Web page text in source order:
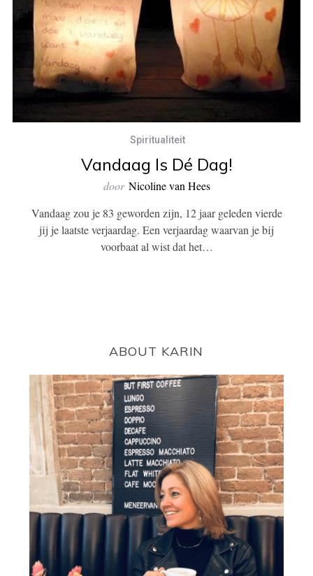
Spiritualiteit
Vandaag Is Dé Dag!
door Nicoline van Hees
Vandaag zou je 83 geworden zijn, 12 jaar geleden vierde
jij je laatste verjaardag. Een verjaardag waarvan je bij
voorbaat al wist dat het…
ABOUT KARIN